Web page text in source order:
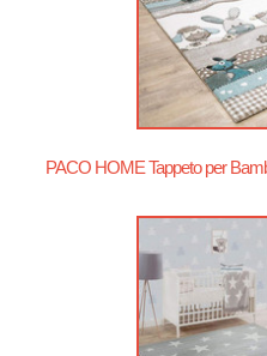
PACO HOME Tappeto per